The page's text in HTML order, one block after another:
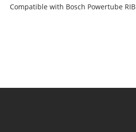
Compatible with Bosch Powertube